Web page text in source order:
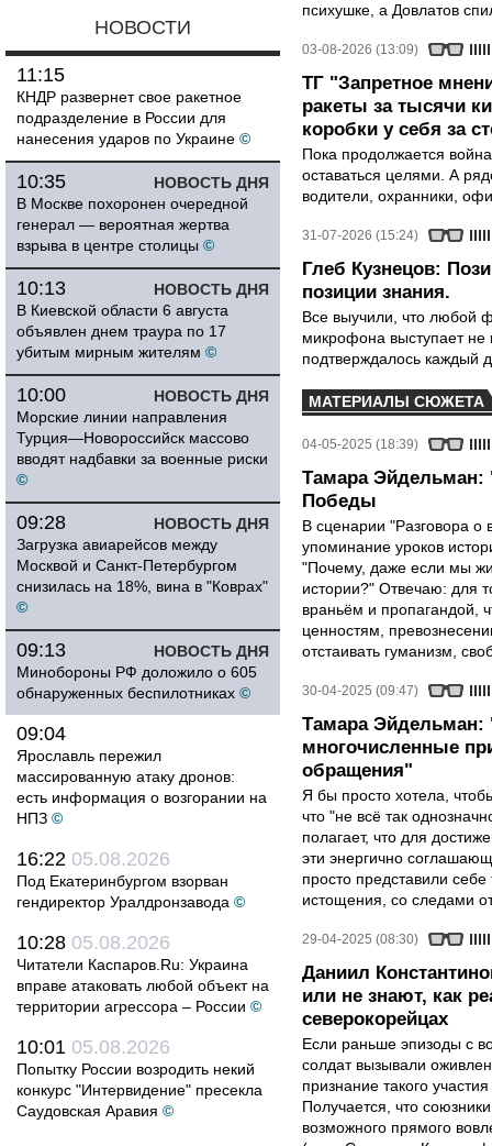
НОВОСТИ
11:15
КНДР развернет свое ракетное
подразделение в России для
нанесения ударов по Украине ©
НОВОСТЬ ДНЯ
10:35
В Москве похоронен очередной
генерал — вероятная жертва
взрыва в центре столицы ©
НОВОСТЬ ДНЯ
10:13
В Киевской области 6 августа
объявлен днем траура по 17
убитым мирным жителям ©
НОВОСТЬ ДНЯ
10:00
Морские линии направления
Турция—Новороссийск массово
вводят надбавки за военные риски
©
НОВОСТЬ ДНЯ
09:28
Загрузка авиарейсов между
Москвой и Санкт-Петербургом
снизилась на 18%, вина в "Коврах"
©
НОВОСТЬ ДНЯ
09:13
Минобороны РФ доложило о 605
обнаруженных беспилотниках ©
09:04
Ярославль пережил
массированную атаку дронов:
есть информация о возгорании на
НПЗ ©
16:22 05.08.2026
Под Екатеринбургом взорван
гендиректор Уралдронзавода ©
10:28 05.08.2026
Читатели Каспаров.Ru: Украина
вправе атаковать любой объект на
территории агрессора – России ©
10:01 05.08.2026
Попытку России возродить некий
конкурс "Интервидение" пресекла
Саудовская Аравия ©
психушке, а Довлатов
03-08-2026 (13:09)
ТГ "Запретное
ракеты за тысячи
коробки у себя за
Пока продолжается
оставаться целями. А
водители, охранники,
31-07-2026 (15:24)
Глеб Кузнецов:
позиции знания.
Все выучили, что любой
микрофона выступает не
подтверждалось каждый
МАТЕРИАЛЫ СЮЖЕТА
04-05-2025 (18:39)
Тамара Эйдельман:
Победы
В сценарии "Разговора о
упоминание уроков
"Почему, даже если мы
истории?" Отвечаю: для
враньём и пропагандой,
ценностям,
отстаивать гуманизм,
30-04-2025 (09:47)
Тамара
многочисленные
обращения"
Я бы просто хотела,
что "не всё так
полагает, что для
эти энергично
просто представили
истощения, со следами
29-04-2025 (08:30)
Даниил
или не знают, как
северокорейцах
Если раньше эпизоды с
солдат вызывали
признание такого
Получается, что
возможного прямого